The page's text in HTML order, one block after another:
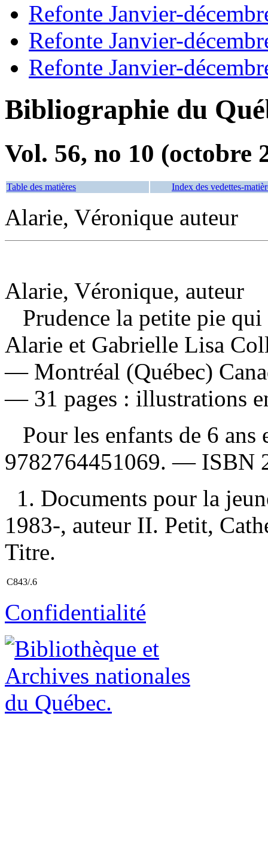
Refonte Janvier-
Refonte Janvier-
Refonte Janvier-
Bibliographie du
Vol. 56, no 10 (octobre
Table des matières Index des vedettes-
Alarie, Véronique auteur
Alarie, Véronique, auteur
Prudence la petite pie
Alarie et Gabrielle Lisa
— Montréal (Québec)
— 31 pages : illustrations
Pour les enfants de 6
9782764451069. — ISBN
1. Documents pour la
1983-, auteur II. Petit,
Titre.
C843/.6
Confidentialité